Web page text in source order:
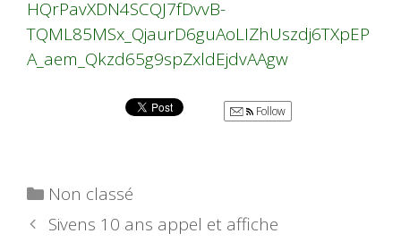
HQrPavXDN4SCQJ7fDvvB-
TQML85MSx_QjaurD6guAoLIZhUszdj6TXpEP
A_aem_Qkzd65g9spZxldEjdvAAgw
Follow
Catégories
Non classé
Sivens 10 ans appel et affiche